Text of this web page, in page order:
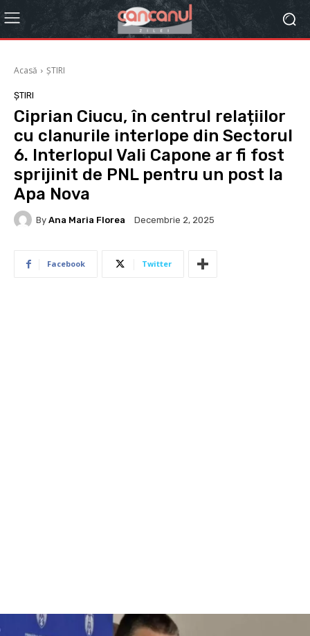
Acasă ȘTIRI
ȘTIRI
Ciprian Ciucu, în centrul relațiilor
cu clanurile interlope din Sectorul
6. Interlopul Vali Capone ar fi fost
sprijinit de PNL pentru un post la
Apa Nova
By Ana Maria Florea Decembrie 2, 2025
Facebook Twitter